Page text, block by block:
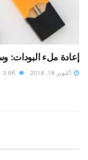
إعادة ملء البودات:
أكتوبر 18, 2018